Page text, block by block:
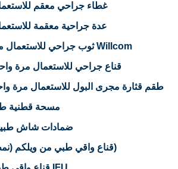
غطاء جراحي معقم
عدة جراحية معقمة
ثوب جراحي للاستعمال مرة واحدة من Willcom
قناع جراحي للاستعمال مرة
طقم قثارة مجرى البول للاستعمال مرة
مسحة قطنية
ضمادات شاش
قناع واقي طبي من ويلكم (نمط تعليق الأذن)